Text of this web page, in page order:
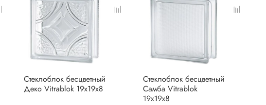
Стеклоблок бесцветный
Деко Vitrablok 19х19х8
Стеклоблок бесцветный
Самба Vitrablok
19х19х8